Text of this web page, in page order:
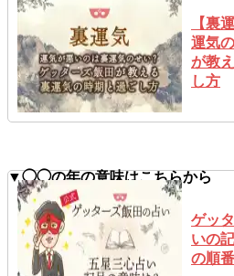
【裏
運気
が教
し方
▼◯◯の年の意味はこちらから
ゲッ
いの
の順